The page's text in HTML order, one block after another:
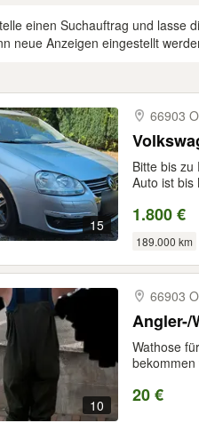
einen Suchauftrag und lasse
neue Anzeigen eingestellt
15
66903
Bitte bis zu
Auto ist bis
1.800 €
189.000 km
10
66903
Angler-/
Wathose
20 €